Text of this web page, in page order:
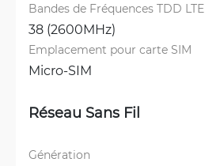
Bandes de Fréquences TDD LTE
38 (2600MHz)
Emplacement pour carte SIM
Micro-SIM
Réseau Sans Fil
Génération